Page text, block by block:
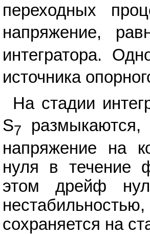
переходных
напряжение,
интегратора.
источника
На стадии
S7
напряжение на
нуля в течение
этом дрейф
сохраняется на